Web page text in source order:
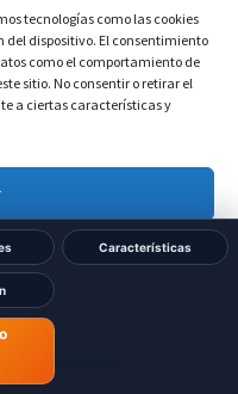
tecnologías como las cookies
dispositivo. El consentimiento
como el comportamiento de
sitio. No consentir o retirar el
a ciertas características y
Características
mm
mm